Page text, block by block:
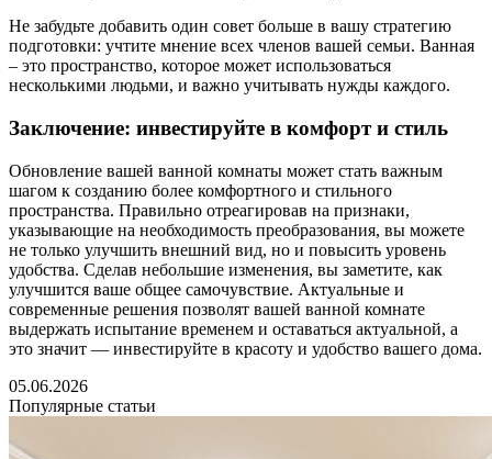
Не забудьте добавить один совет больше в вашу стратегию
подготовки: учтите мнение всех членов вашей семьи. Ванная
– это пространство, которое может использоваться
несколькими людьми, и важно учитывать нужды каждого.
Заключение: инвестируйте в комфорт и стиль
Обновление вашей ванной комнаты может стать важным
шагом к созданию более комфортного и стильного
пространства. Правильно отреагировав на признаки,
указывающие на необходимость преобразования, вы можете
не только улучшить внешний вид, но и повысить уровень
удобства. Сделав небольшие изменения, вы заметите, как
улучшится ваше общее самочувствие. Актуальные и
современные решения позволят вашей ванной комнате
выдержать испытание временем и оставаться актуальной, а
это значит — инвестируйте в красоту и удобство вашего дома.
05.06.2026
Популярные статьи